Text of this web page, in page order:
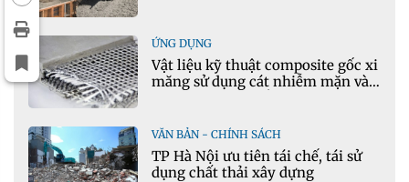
ỨNG DỤNG
Vật liệu kỹ thuật composite gốc xi
măng sử dụng cát nhiễm mặn và
VĂN BẢN - CHÍNH SÁCH
TP Hà Nội ưu tiên tái chế, tái sử
dụng chất thải xây dựng